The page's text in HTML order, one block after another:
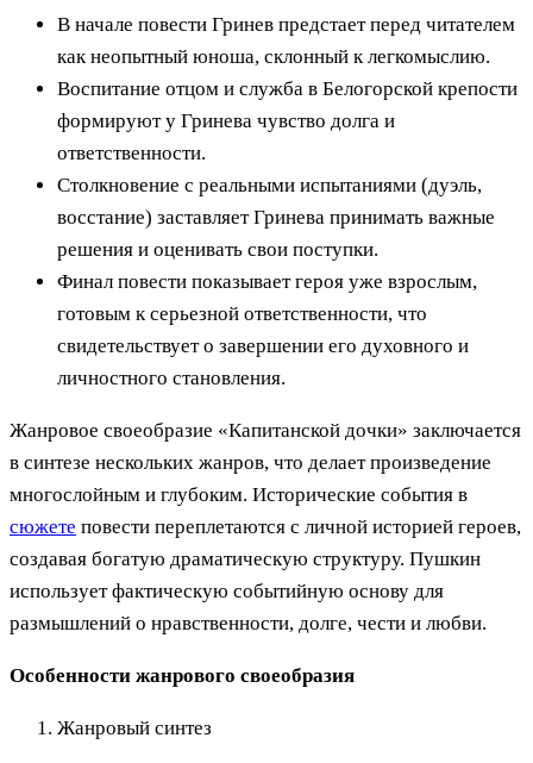
В начале повести Гринев предстает перед читателем
как неопытный юноша, склонный к легкомыслию.
Воспитание отцом и служба в Белогорской крепости
формируют у Гринева чувство долга и
ответственности.
Столкновение с реальными испытаниями (дуэль,
восстание) заставляет Гринева принимать важные
решения и оценивать свои поступки.
Финал повести показывает героя уже взрослым,
готовым к серьезной ответственности, что
свидетельствует о завершении его духовного и
личностного становления.
Жанровое своеобразие «Капитанской дочки» заключается
в синтезе нескольких жанров, что делает произведение
многослойным и глубоким. Исторические события в
сюжете повести переплетаются с личной историей героев,
создавая богатую драматическую структуру. Пушкин
использует фактическую событийную основу для
размышлений о нравственности, долге, чести и любви.
Особенности жанрового своеобразия
Жанровый синтез